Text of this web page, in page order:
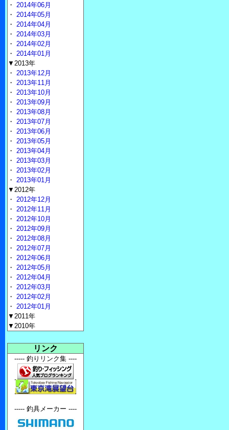
・ 2014年06月
・ 2014年05月
・ 2014年04月
・ 2014年03月
・ 2014年02月
・ 2014年01月
▼2013年
・ 2013年12月
・ 2013年11月
・ 2013年10月
・ 2013年09月
・ 2013年08月
・ 2013年07月
・ 2013年06月
・ 2013年05月
・ 2013年04月
・ 2013年03月
・ 2013年02月
・ 2013年01月
▼2012年
・ 2012年12月
・ 2012年11月
・ 2012年10月
・ 2012年09月
・ 2012年08月
・ 2012年07月
・ 2012年06月
・ 2012年05月
・ 2012年04月
・ 2012年03月
・ 2012年02月
・ 2012年01月
▼2011年
▼2010年
リンク
----- 釣りリンク集 ----
----- 釣具メーカー ----